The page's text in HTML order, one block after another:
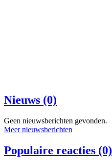
Nieuws (0)
Geen nieuwsberichten gevonden.
Meer nieuwsberichten
Populaire reacties (0)